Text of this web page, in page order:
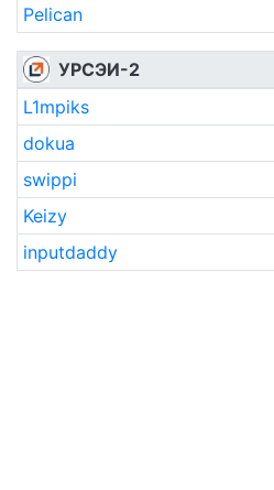
Pelican
УРСЭИ-2
L1mpiks
dokua
swippi
Keizy
inputdaddy